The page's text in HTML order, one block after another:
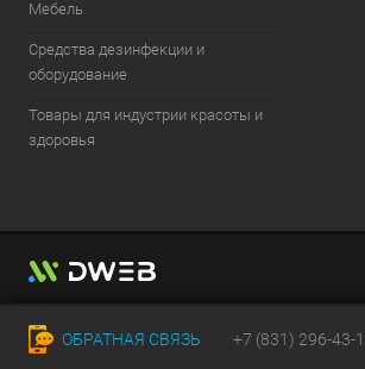
Мебель
Средства дезинфекции и
оборудование
Товары для индустрии красоты и
здоровья
ОБРАТНАЯ СВЯЗЬ +7 (831) 296-43-